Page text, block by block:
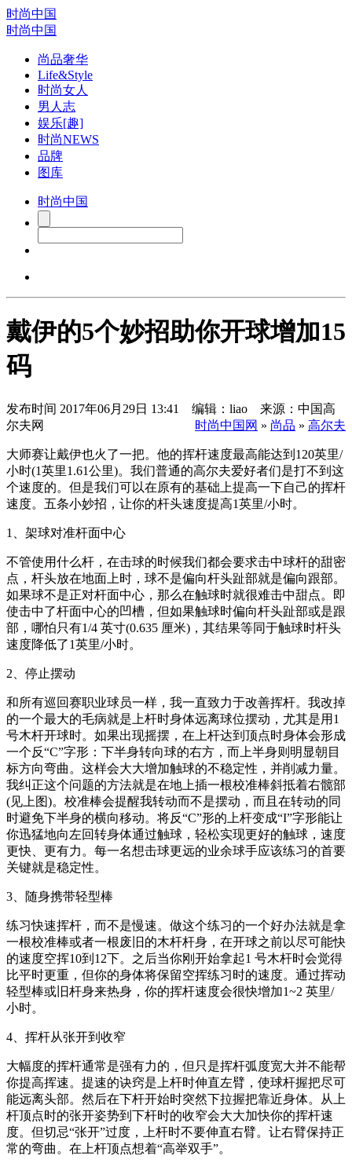
时尚中国
时尚中国
尚品奢华
Life&Style
时尚女人
男人志
娱乐[趣]
时尚NEWS
品牌
图库
时尚中国
戴伊的5个妙招助你开球增加15
码
发布时间 2017年06月29日 13:41 编辑：liao 来源：中国高
尔夫网
时尚中国网 » 尚品 » 高尔夫
大师赛让戴伊也火了一把。他的挥杆速度最高能达到120英里/
小时(1英里1.61公里)。我们普通的高尔夫爱好者们是打不到这
个速度的。但是我们可以在原有的基础上提高一下自己的挥杆
速度。五条小妙招，让你的杆头速度提高1英里/小时。
1、架球对准杆面中心
不管使用什么杆，在击球的时候我们都会要求击中球杆的甜密
点，杆头放在地面上时，球不是偏向杆头趾部就是偏向跟部。
如果球不是正对杆面中心，那么在触球时就很难击中甜点。即
使击中了杆面中心的凹槽，但如果触球时偏向杆头趾部或是跟
部，哪怕只有1/4 英寸(0.635 厘米)，其结果等同于触球时杆头
速度降低了1英里/小时。
2、停止摆动
和所有巡回赛职业球员一样，我一直致力于改善挥杆。我改掉
的一个最大的毛病就是上杆时身体远离球位摆动，尤其是用1
号木杆开球时。如果出现摇摆，在上杆达到顶点时身体会形成
一个反“C”字形：下半身转向球的右方，而上半身则明显朝目
标方向弯曲。这样会大大增加触球的不稳定性，并削减力量。
我纠正这个问题的方法就是在地上插一根校准棒斜抵着右髋部
(见上图)。校准棒会提醒我转动而不是摆动，而且在转动的同
时避免下半身的横向移动。将反“C”形的上杆变成“I”字形能让
你迅猛地向左回转身体通过触球，轻松实现更好的触球，速度
更快、更有力。每一名想击球更远的业余球手应该练习的首要
关键就是稳定性。
3、随身携带轻型棒
练习快速挥杆，而不是慢速。做这个练习的一个好办法就是拿
一根校准棒或者一根废旧的木杆杆身，在开球之前以尽可能快
的速度空挥10到12下。之后当你刚开始拿起1 号木杆时会觉得
比平时更重，但你的身体将保留空挥练习时的速度。通过挥动
轻型棒或旧杆身来热身，你的挥杆速度会很快增加1~2 英里/
小时。
4、挥杆从张开到收窄
大幅度的挥杆通常是强有力的，但只是挥杆弧度宽大并不能帮
你提高挥速。提速的诀窍是上杆时伸直左臂，使球杆握把尽可
能远离头部。然后在下杆开始时突然下拉握把靠近身体。从上
杆顶点时的张开姿势到下杆时的收窄会大大加快你的挥杆速
度。但切忌“张开”过度，上杆时不要伸直右臂。让右臂保持正
常的弯曲。在上杆顶点想着“高举双手”。